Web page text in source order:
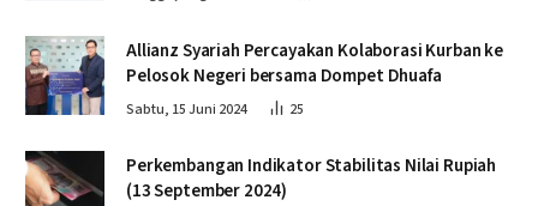
Allianz Syariah Percayakan Kolaborasi Kurban ke
Pelosok Negeri bersama Dompet Dhuafa
Sabtu, 15 Juni 2024 25
Perkembangan Indikator Stabilitas Nilai Rupiah
(13 September 2024)